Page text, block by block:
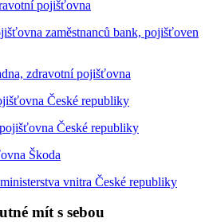
pojišťovna
zaměstnanců bank, pojišťoven
zdravotní pojišťovna
České republiky
České republiky
Škoda
vnitra České republiky
mít s sebou